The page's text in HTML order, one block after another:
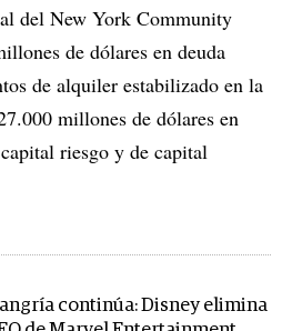
del New York Community
de dólares en deuda
de alquiler estabilizado en la
millones de dólares en
riesgo y de capital
continúa: Disney elimina